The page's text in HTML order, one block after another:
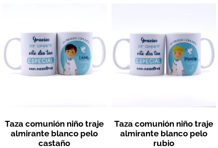
Taza comunión niño traje
almirante blanco pelo
castaño
Taza comunión niño traje
almirante blanco pelo
rubio